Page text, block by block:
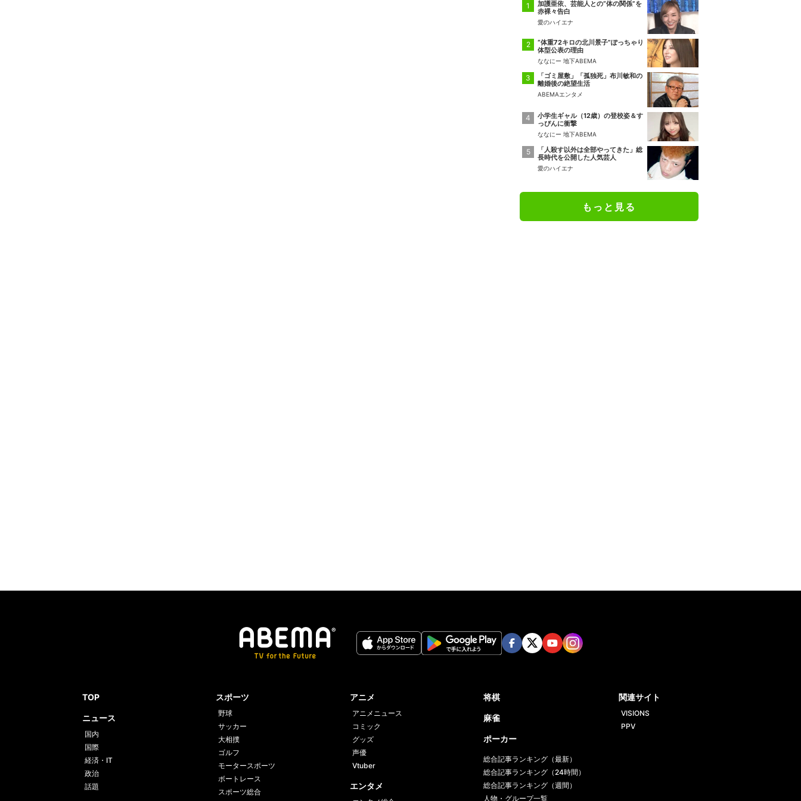
加護亜依、芸能人との“体の関係”を
赤裸々告白
愛のハイエナ
“体重72キロの北川景子”ぽっちゃり
体型公表の理由
ななにー 地下ABEMA
「ゴミ屋敷」「孤独死」布川敏和の
離婚後の絶望生活
ABEMAエンタメ
小学生ギャル（12歳）の登校姿＆す
っぴんに衝撃
ななにー 地下ABEMA
「人殺す以外は全部やってきた」総
長時代を公開した人気芸人
愛のハイエナ
もっと見る
TOP
ニュース
国内
国際
経済・IT
政治
話題
スポーツ
野球
サッカー
大相撲
ゴルフ
モータースポーツ
ボートレース
スポーツ総合
アニメ
アニメニュース
コミック
グッズ
声優
Vtuber
エンタメ
将棋
麻雀
ポーカー
総合記事ランキング（最新）
総合記事ランキング（24時間）
総合記事ランキング（週間）
人物・グループ一覧
関連サイト
VISIONS
PPV